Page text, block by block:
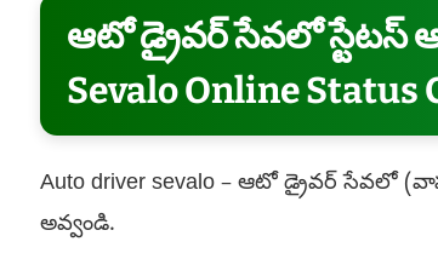
ఆటో డ్రైవర్ సేవలో స్టేటస్
Sevalo Online Status
Auto driver sevalo – ఆటో డ్రైవర్ సేవలో
అవ్వండి.